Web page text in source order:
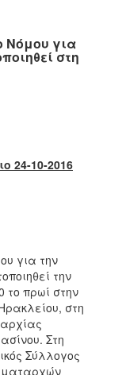
Νόμου για
στη
24-10-2016
για την
την
το πρωί στην
στη
Στη
Σύλλογος